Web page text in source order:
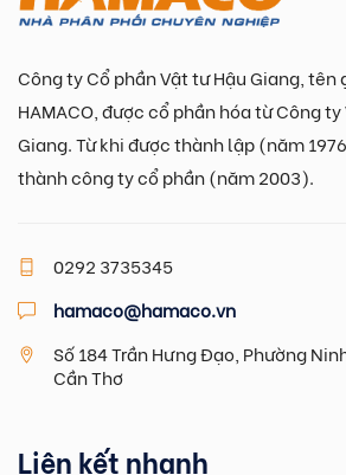
Công ty Cổ phần Vật tư Hậu Giang, tên
HAMACO, được cổ phần hóa từ Công
Giang. Từ khi được thành lập (năm
thành công ty cổ phần (năm 2003).
0292 3735345
hamaco@hamaco.vn
Số 184 Trần Hưng Đạo, Phường
Cần Thơ
Liên kết nhanh